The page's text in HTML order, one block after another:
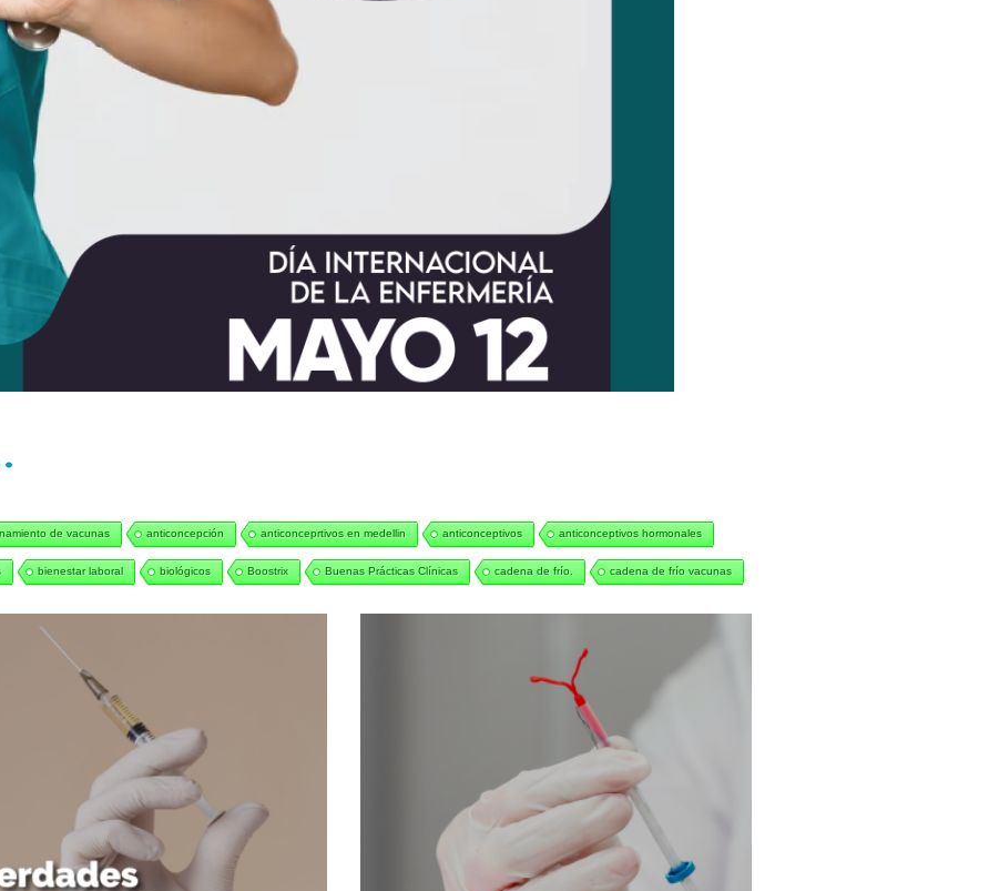
de vacunas anticoncepción anticonceprtivos en medellin anticonceptivos anticonceptivos hormonales
bienestar laboral biológicos Boostrix Buenas Prácticas Clínicas cadena de frío. cadena de frío vacunas